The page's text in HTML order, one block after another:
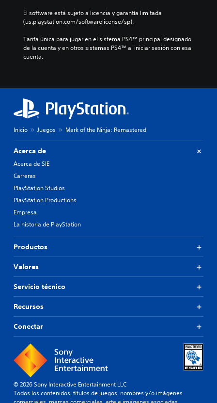
El software está sujeto a licencia y garantía limitada
(us.playstation.com/softwarelicense/sp).
Tarifa única para jugar en el sistema PS4™ principal designado
de la cuenta y en otros sistemas PS4™ al iniciar sesión con esa
cuenta.
Inicio Juegos Mark of the Ninja: Remastered
Acerca de
Acerca de SIE
Carreras
PlayStation Studios
PlayStation Productions
Empresa
La historia de PlayStation
Productos
Valores
Servicio técnico
Recursos
Conectar
© 2026 Sony Interactive Entertainment LLC
Todos los contenidos, títulos de juegos, nombres y/o imágenes